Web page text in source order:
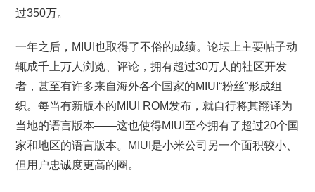
过350万。
一年之后，MIUI也取得了不俗的成绩。论坛上主要帖子动
辄成千上万人浏览、评论，拥有超过30万人的社区开发
者，甚至有许多来自海外各个国家的MIUI“粉丝”形成组
织。每当有新版本的MIUI ROM发布，就自行将其翻译为
当地的语言版本——这也使得MIUI至今拥有了超过20个国
家和地区的语言版本。MIUI是小米公司另一个面积较小、
但用户忠诚度更高的圈。